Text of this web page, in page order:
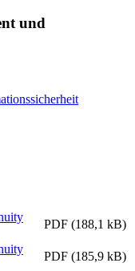
und
PDF (188,1 kB)
PDF (185,9 kB)